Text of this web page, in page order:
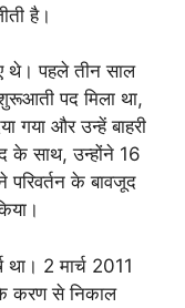
है।
थे। पहले तीन साल
पद मिला था,
और उन्हें बाहरी
के साथ, उन्होंने 16
के बावजूद
2 मार्च 2011
करण से निकाल